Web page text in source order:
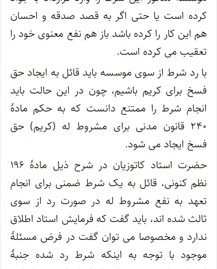
کرده است یا حتی اگر به قصد صدقه و احسان
هم این کار را کرده باشد باز هم نفع معنوی خود را
تعقیب می کرده است.
با رد شرط از سوی موسسه باید قائل به ایجاد حق
فسخ برای کریم باشیم، چون در این حالت باید
انجام شرط را ممتنع دانست که به حکم مادۀ
۲۴۰ قانون مدنی برای مشروط له (کریم) حق
فسخ ایجاد می شود.
حضرت استاد کاتوزیان در شرح ذیل مادۀ ۱۹۶
نظم کنونی، قائل به یک شرط ضمنی برای انجام
تعهد به نفع مشروط له در صورت رد از سوی
ثالث شده اند، باید گفت که فرمایش استاد اطلاق
ندارد و مخصوصا می توان گفت در فرض مسئلۀ
موجود با توجه به اینکه شرط رد شده جنبۀ